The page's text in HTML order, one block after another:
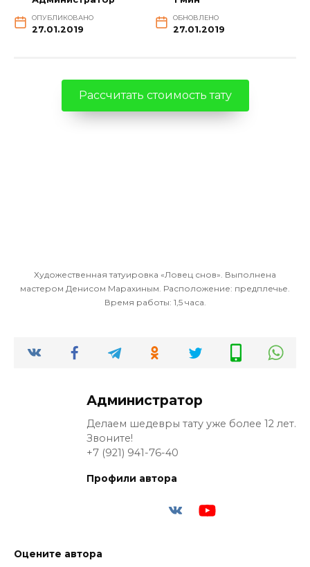
ОПУБЛИКОВАНО
27.01.2019
ОБНОВЛЕНО
27.01.2019
Рассчитать стоимость тату
Художественная татуировка «Ловец снов». Выполнена
мастером Денисом Марахиным. Расположение: предплечье.
Время работы: 1,5 часа.
Администратор
Делаем шедевры тату уже более 12 лет.
Звоните!
+7 (921) 941-76-40
Профили автора
Оцените автора